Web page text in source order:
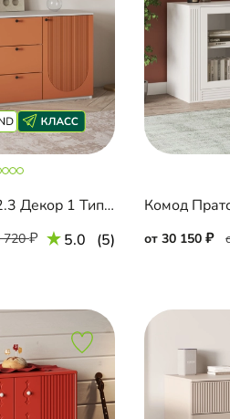
Комод Лесама-2.3 Декор 1 Тип 1
720 5.0 (5)
Комод
от 30 150